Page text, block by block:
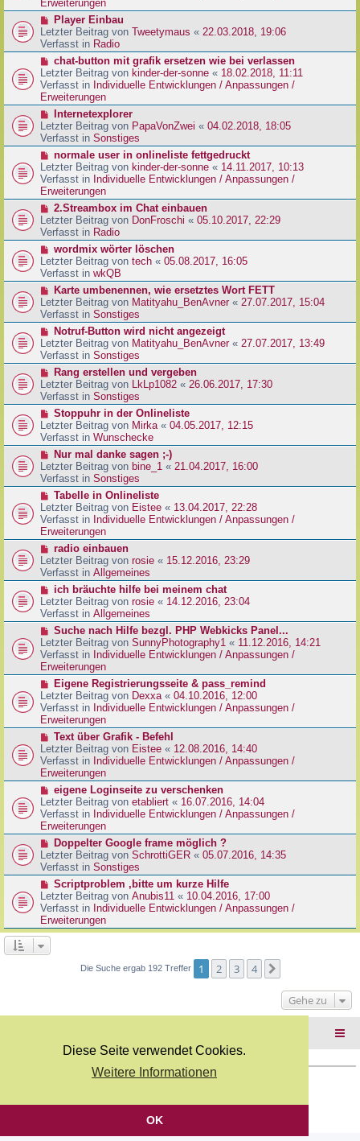
Diese Seite verwendet Cookies.
Weitere Informationen
OK
t
a
g
r
B
e
i
r
a
g
Erweiterungen
N
e
u
e
r
B
e
i
r
a
g
Player Einbau
Letzter Beitrag von Tweetymaus « 22.03.2018, 19:06
Verfasst in Radio
N
e
u
e
r
B
e
i
r
a
g
chat-button mit grafik ersetzen wie bei verlassen
Letzter Beitrag von kinder-der-sonne « 18.02.2018, 11:11
Verfasst in Individuelle Entwicklungen / Anpassungen /
Erweiterungen
N
e
u
e
r
B
e
i
r
a
g
Internetexplorer
Letzter Beitrag von PapaVonZwei « 04.02.2018, 18:05
Verfasst in Sonstiges
N
e
u
e
r
B
e
i
r
a
g
normale user in onlineliste fettgedruckt
Letzter Beitrag von kinder-der-sonne « 14.11.2017, 10:13
Verfasst in Individuelle Entwicklungen / Anpassungen /
Erweiterungen
N
e
u
e
r
B
e
t
r
a
g
2.Streambox im Chat einbauen
Letzter Beitrag von DonFroschi « 05.10.2017, 22:29
Verfasst in Radio
N
e
u
e
r
B
e
t
r
a
g
wordmix wörter löschen
Letzter Beitrag von tech « 05.08.2017, 16:05
Verfasst in wkQB
N
e
u
e
r
B
e
t
r
a
g
Karte umbenennen, wie ersetztes Wort FETT
Letzter Beitrag von Matityahu_BenAvner « 27.07.2017, 15:04
Verfasst in Sonstiges
N
e
u
e
r
B
e
t
r
a
g
Notruf-Button wird nicht angezeigt
Letzter Beitrag von Matityahu_BenAvner« 27.07.2017, 13:49
Verfasst in Sonstiges
N
e
u
e
r
B
e
t
r
a
g
Rang erstellen und vergeben
Letzter Beitrag von LkLp1082 « 26.06.2017, 17:30
Verfasst in Sonstiges
N
e
u
e
r
B
e
t
r
a
g
Stoppuhr in der Onlineliste
Letzter Beitrag von Mirka« 04.05.2017, 12:15
Verfasst in Wunschecke
N
e
u
e
r
B
e
i
r
a
g
Nur mal danke sagen ;-)
Letzter Beitrag von bine_1 « 21.04.2017, 16:00
Verfasst in Sonstiges
N
e
u
e
r
B
e
i
r
a
g
Tabelle in Onlineliste
Letzter Beitrag von Eistee « 13.04.2017, 22:28
Verfasst in Individuelle Entwicklungen / Anpassungen /
Erweiterungen
N
e
u
e
r
B
e
t
r
a
g
radio einbauen
Letzter Beitrag von rosie « 15.12.2016, 23:29
Verfasst in Allgemeines
N
e
u
e
r
B
e
i
r
a
g
ich bräuchte hilfe bei meinem chat
Letzter Beitrag von rosie « 14.12.2016, 23:04
Verfasst in Allgemeines
N
e
u
e
r
B
e
i
t
a
g
Suche nach Hilfe bezgl. PHP Webkicks Panel...
Letzter Beitrag von SunnyPhotography1 « 11.12.2016, 14:21
Verfasst in Individuelle Entwicklungen / Anpassungen /
Erweiterungen
N
e
u
e
r
B
e
i
t
a
g
Eigene Registrierungsseite & pass_remind
Letzter Beitrag von Dexxa« 04.10.2016, 12:00
Verfasst in Individuelle Entwicklungen / Anpassungen /
Erweiterungen
N
e
u
e
r
B
e
i
t
a
g
Text über Grafik - Befehl
Letzter Beitrag von Eistee « 12.08.2016, 14:40
Verfasst in Individuelle Entwicklungen / Anpassungen /
Erweiterungen
N
e
u
e
r
B
e
i
r
a
g
eigene Loginseite zu verschenken
Letzter Beitrag von etabliert « 16.07.2016, 14:04
Verfasst in Individuelle Entwicklungen / Anpassungen /
Erweiterungen
N
e
u
e
r
B
e
i
t
r
Doppelter Google frame möglich ?
Letzter Beitrag von SchrottiGER « 05.07.2016, 14:35
Verfasst in Sonstiges
N
e
u
e
r
e
g
Scriptproblem ,bitte um kurze Hilfe
Letzter Beitrag von Anubis11 « 10.04.2016, 17:00
Verfasst in Individuelle Entwicklungen / Anpassungen /
Erweiterungen
Die Suche ergab 192 Treffer 1 2 3 4
Gehe zu
Deutsche Übersetzung durchphpBB.de